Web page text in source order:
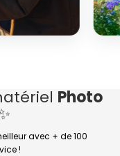
Photo
avec + de 100
!